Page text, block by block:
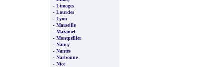
- Limoges
- Lourdes
- Lyon
- Marseille
- Mazamet
- Montpellier
- Nancy
- Nantes
- Narbonne
- Nice